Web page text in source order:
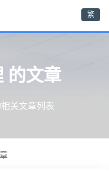
繁
的文章
关文章列表